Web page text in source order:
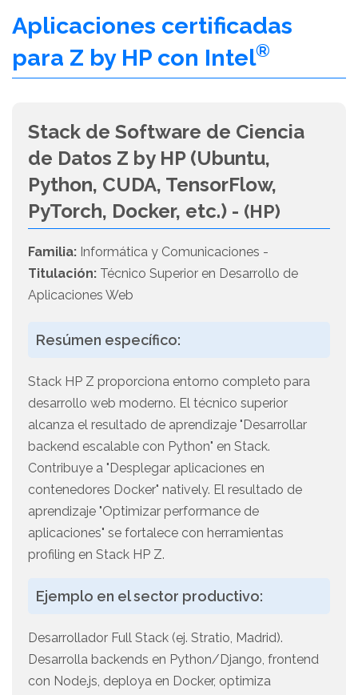
Aplicaciones certificadas
para Z by HP con Intel®
Stack de Software de Ciencia
de Datos Z by HP (Ubuntu,
Python, CUDA, TensorFlow,
PyTorch, Docker, etc.) - (HP)
Familia: Informática y Comunicaciones -
Titulación: Técnico Superior en Desarrollo de
Aplicaciones Web
Resúmen específico:
Stack HP Z proporciona entorno completo para
desarrollo web moderno. El técnico superior
alcanza el resultado de aprendizaje "Desarrollar
backend escalable con Python" en Stack.
Contribuye a "Desplegar aplicaciones en
contenedores Docker" natively. El resultado de
aprendizaje "Optimizar performance de
aplicaciones" se fortalece con herramientas
profiling en Stack HP Z.
Ejemplo en el sector productivo:
Desarrollador Full Stack (ej. Stratio, Madrid).
Desarrolla backends en Python/Django, frontend
con Node.js, deploya en Docker, optimiza